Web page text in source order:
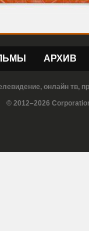
АРХИВ
онлайн тв,
© 2012–2026